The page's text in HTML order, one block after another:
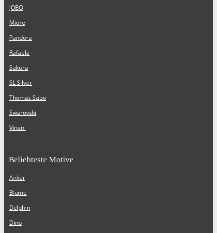
JOBO
Miore
Pandora
Rafaela
Sakura
SL Silver
Thomas Sabo
Swarovski
Vinani
Beliebteste Motive
Anker
Blume
Delphin
Dino